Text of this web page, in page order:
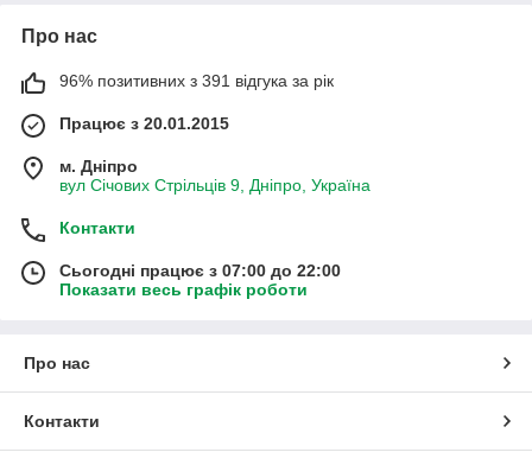
Про нас
96% позитивних з 391 відгука за рік
Працює з 20.01.2015
м. Дніпро
вул Січових Стрільців 9, Дніпро, Україна
Контакти
Сьогодні працює з 07:00 до 22:00
Показати весь графік роботи
Про нас
Контакти